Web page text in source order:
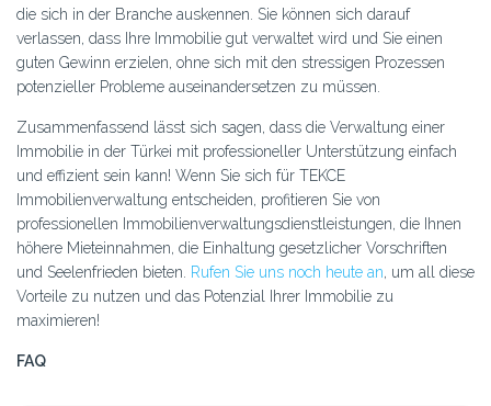
die sich in der Branche auskennen. Sie können sich darauf
verlassen, dass Ihre Immobilie gut verwaltet wird und Sie einen
guten Gewinn erzielen, ohne sich mit den stressigen Prozessen
potenzieller Probleme auseinandersetzen zu müssen.
Zusammenfassend lässt sich sagen, dass die Verwaltung einer
Immobilie in der Türkei mit professioneller Unterstützung einfach
und effizient sein kann! Wenn Sie sich für TEKCE
Immobilienverwaltung entscheiden, profitieren Sie von
professionellen Immobilienverwaltungsdienstleistungen, die Ihnen
höhere Mieteinnahmen, die Einhaltung gesetzlicher Vorschriften
und Seelenfrieden bieten. Rufen Sie uns noch heute an, um all diese
Vorteile zu nutzen und das Potenzial Ihrer Immobilie zu
maximieren!
FAQ